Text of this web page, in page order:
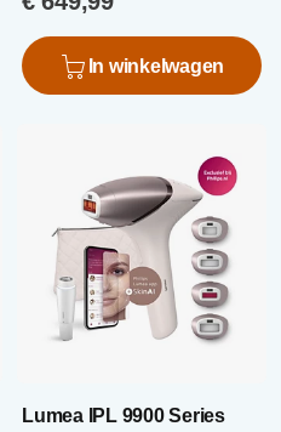
In winkelwagen
Lumea IPL 9900 Series